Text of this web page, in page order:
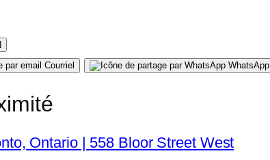
Courriel WhatsApp
Ontario | 558 Bloor Street West